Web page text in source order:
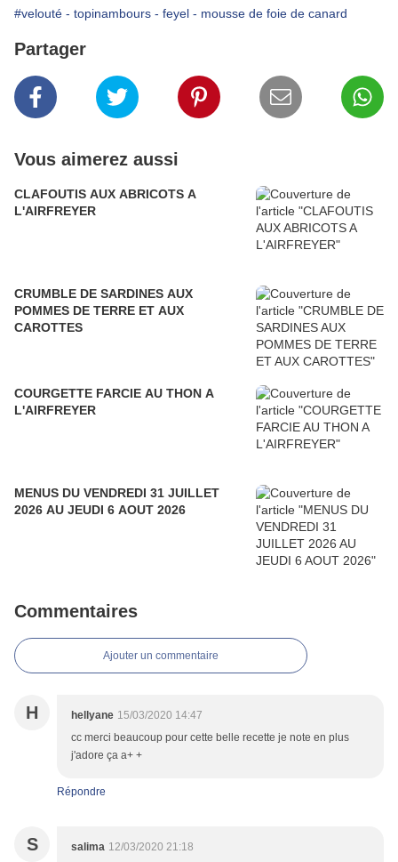
#velouté - topinambours - feyel - mousse de foie de canard
Partager
Vous aimerez aussi
CLAFOUTIS AUX ABRICOTS A
L'AIRFREYER
CRUMBLE DE SARDINES AUX
POMMES DE TERRE ET AUX
CAROTTES
COURGETTE FARCIE AU THON A
L'AIRFREYER
MENUS DU VENDREDI 31 JUILLET
2026 AU JEUDI 6 AOUT 2026
Commentaires
Ajouter un commentaire
H hellyane 15/03/2020 14:47
cc merci beaucoup pour cette belle recette je note en plus
j'adore ça a+ +
Répondre
S salima 12/03/2020 21:18